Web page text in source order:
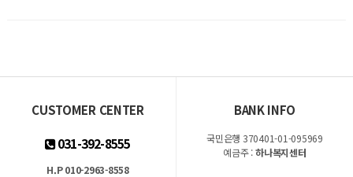
CUSTOMER CENTER
031-392-8555
H.P 010-2963-8558
BANK INFO
국민은행 370401-01-095969
예금주 :하나복지센터